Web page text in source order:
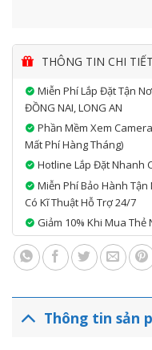
THÔNG TIN CHI TIẾT
Miễn Phí Lắp Đặt Tận
ĐỒNG NAI, LONG AN
Phần Mềm Xem
Mất Phí Hàng Tháng)
Hotline Lắp Đặt Nhanh
Miễn Phí Bảo Hành Tận
Có Kĩ Thuật Hỗ Trợ 24/7
Giảm 10% Khi Mua
Thông tin sản